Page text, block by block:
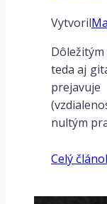
Vytvoril
teda aj
nultým
Celý